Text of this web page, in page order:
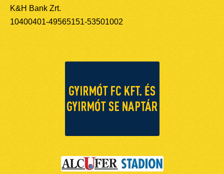
K&H Bank Zrt.
10400401-49565151-53501002